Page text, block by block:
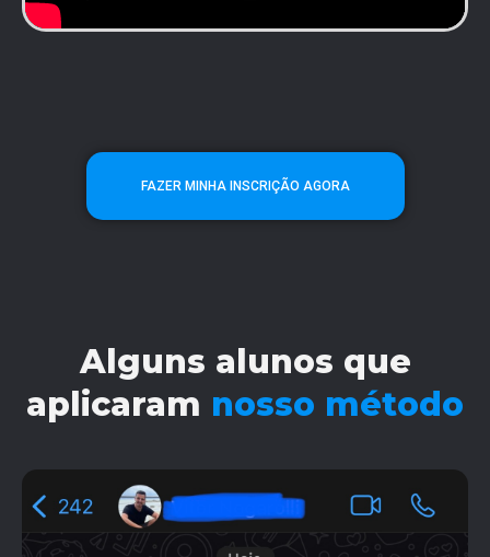
FAZER MINHA INSCRIÇÃO AGORA
Alguns alunos que
aplicaram nosso método